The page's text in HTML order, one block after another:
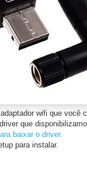
wifi que você
que
baixar o driver.
para instalar.